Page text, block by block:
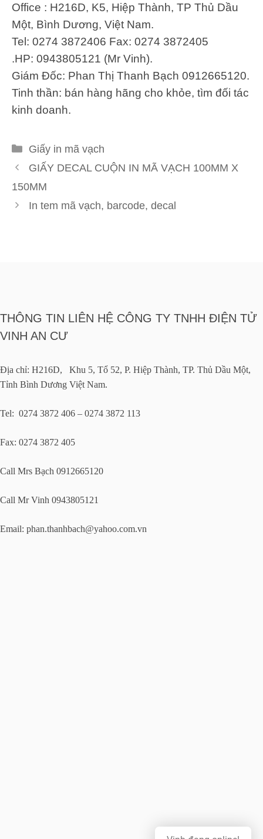
Office : H216D, K5, Hiệp Thành, TP Thủ Dầu
Một, Bình Dương, Việt Nam.
Tel: 0274 3872406 Fax: 0274 3872405
.HP: 0943805121 (Mr Vinh).
Giám Đốc: Phan Thị Thanh Bạch 0912665120.
Tinh thần: bán hàng hãng cho khỏe, tìm đối tác
kinh doanh.
Danh
mục
Giấy in mã vạch
GIẤY DECAL CUỘN IN MÃ VẠCH 100MM X
150MM
In tem mã vạch, barcode, decal
THÔNG TIN LIÊN HỆ CÔNG TY TNHH ĐIỆN TỬ
VINH AN CƯ
Địa chỉ: H216D, Khu 5, Tổ 52, P. Hiệp Thành, TP. Thủ Dầu Một,
Tỉnh Bình Dương Việt Nam.
Tel: 0274 3872 406 – 0274 3872 113
Fax: 0274 3872 405
Call Mrs Bạch 0912665120
Call Mr Vinh 0943805121
Email: phan.thanhbach@yahoo.com.vn